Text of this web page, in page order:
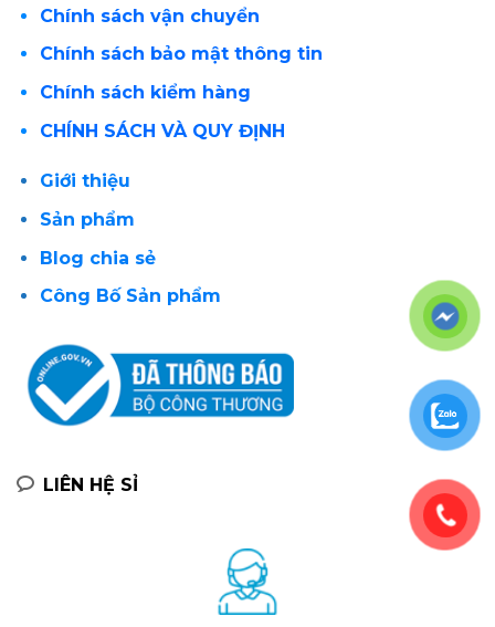
Chính sách vận chuyển
Chính sách bảo mật thông tin
Chính sách kiểm hàng
CHÍNH SÁCH VÀ QUY ĐỊNH
Giới thiệu
Sản phẩm
Blog chia sẻ
Công Bố Sản phẩm
LIÊN HỆ SỈ